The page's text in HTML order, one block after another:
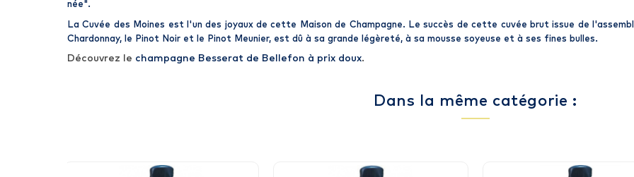
née".
La Cuvée des Moines est l'un des joyaux de cette Maison de Champagne. Le succès de cette cuvée brut issue de
Chardonnay, le Pinot Noir et le Pinot Meunier, est dû à sa grande légèreté, à sa mousse soyeuse et à ses fines bulles.
Découvrez le champagne Besserat de Bellefon à prix doux.
Dans la même catégorie :